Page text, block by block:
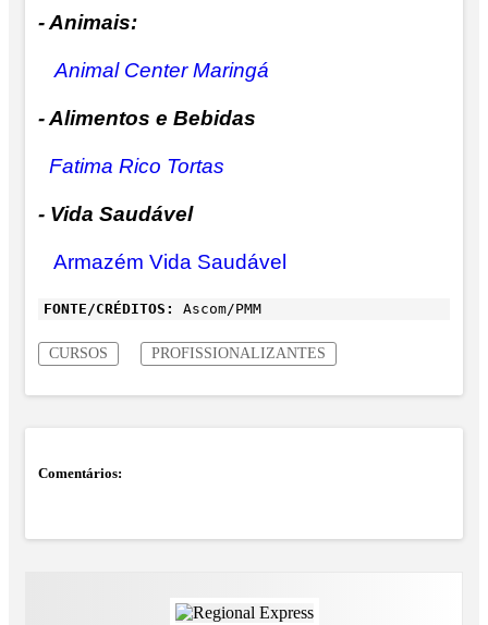
- Animais:
Animal Center Maringá
- Alimentos e Bebidas
Fatima Rico Tortas
- Vida Saudável
Armazém Vida Saudável
FONTE/CRÉDITOS: Ascom/PMM
CURSOS PROFISSIONALIZANTES
Comentários: